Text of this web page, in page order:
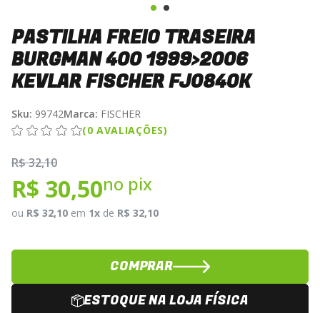
PASTILHA FREIO TRASEIRA
BURGMAN 400 1999>2006
KEVLAR FISCHER FJ0840K
Sku: 99742Marca: FISCHER
(0 AVALIAÇÕES)
R$ 32,10
R$ 30,50no pix
ou R$ 32,10 em 1x de R$ 32,10
COMPRAR
ESTOQUE NA LOJA FÍSICA